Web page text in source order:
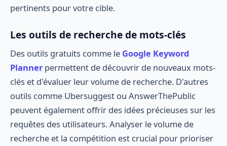
pertinents pour votre cible.
Les outils de recherche de mots-clés
Des outils gratuits comme le Google Keyword
Planner permettent de découvrir de nouveaux mots-
clés et d'évaluer leur volume de recherche. D'autres
outils comme Ubersuggest ou AnswerThePublic
peuvent également offrir des idées précieuses sur les
requêtes des utilisateurs. Analyser le volume de
recherche et la compétition est crucial pour prioriser